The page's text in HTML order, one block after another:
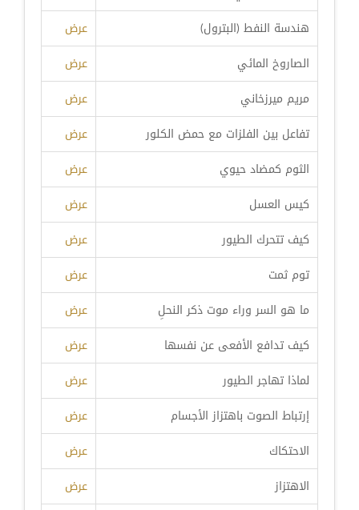
هندسة النفط (البترول)
عرض
الصاروخ المائي
عرض
مريم ميرزخاني
عرض
تفاعل بين الفلزات مع حمض الكلور
عرض
الثوم كمضاد حيوي
عرض
كيس العسل
عرض
كيف تتحرك الطيور
عرض
توم ثمت
عرض
ما هو السر وراء موت ذكر النحلِ
عرض
كيف تدافع الأفعى عن نفسها
عرض
لماذا تهاجر الطيور
عرض
إرتباط الصوت باهتزاز الأجسام
عرض
الاحتكاك
عرض
الاهتزاز
عرض